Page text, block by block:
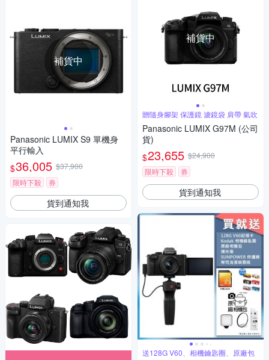
補貨中
Panasonic LUMIX S9 單機身
平行輸入
$36,005 $37,900
限時下殺
券
貨到通知我
補貨中
贈隨身腳架 保護鏡 濾鏡袋 肩帶 氣吹
Panasonic LUMIX G97M (公司
貨)
$23,655 $24,900
限時下殺
券
貨到通知我
送128G V60、相機鑰匙圈、原廠包